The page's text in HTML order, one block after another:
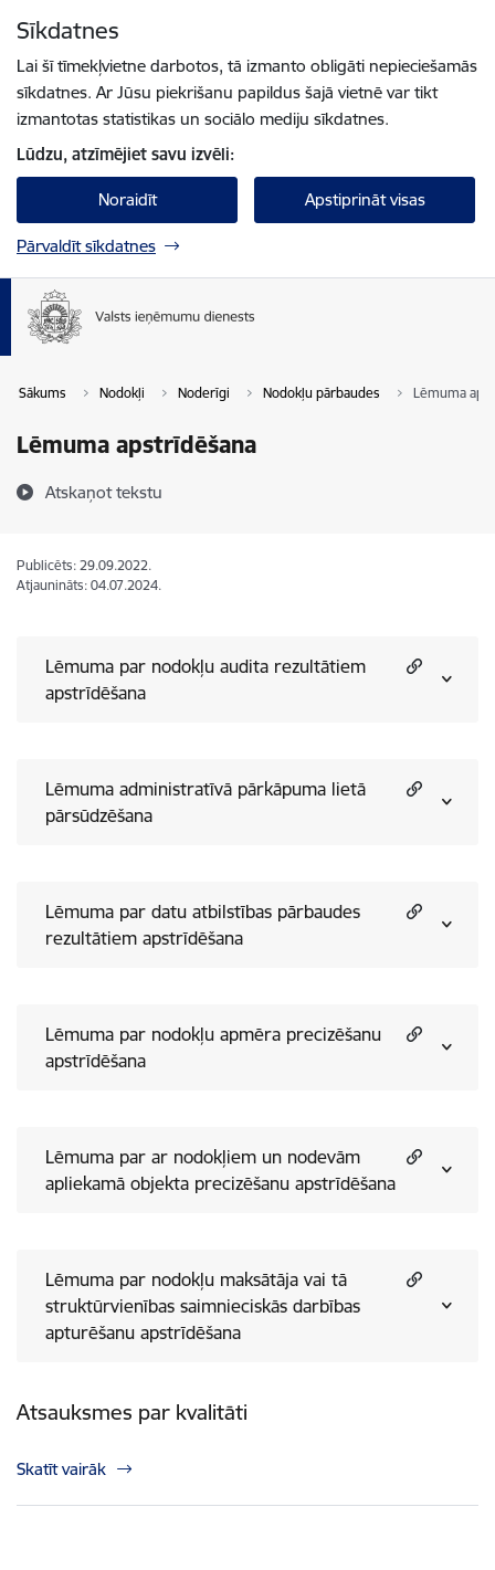
Sīkdatnes
Lai šī tīmekļvietne darbotos, tā izmanto obligāti nepieciešamās
sīkdatnes. Ar Jūsu piekrišanu papildus šajā vietnē var tikt
izmantotas statistikas un sociālo mediju sīkdatnes.
Lūdzu, atzīmējiet savu izvēli:
Noraidīt Apstiprināt visas
Pārvaldīt sīkdatnes
Sākums Nodokļi Noderīgi Nodokļu pārbaudes Lēmuma
Lēmuma apstrīdēšana
Atskaņot tekstu
Publicēts: 29.09.2022.
Atjaunināts: 04.07.2024.
Lēmuma par nodokļu audita rezultātiem
apstrīdēšana
Lēmuma administratīvā pārkāpuma lietā
pārsūdzēšana
Lēmuma par datu atbilstības pārbaudes
rezultātiem apstrīdēšana
Lēmuma par nodokļu apmēra precizēšanu
apstrīdēšana
Lēmuma par ar nodokļiem un nodevām
apliekamā objekta precizēšanu apstrīdēšana
Lēmuma par nodokļu maksātāja vai tā
struktūrvienības saimnieciskās darbības
apturēšanu apstrīdēšana
Atsauksmes par kvalitāti
Skatīt vairāk